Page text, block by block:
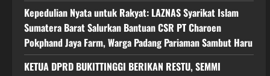
Kepedulian Nyata untuk Rakyat: LAZNAS Syarikat Islam
Sumatera Barat Salurkan Bantuan CSR PT Charoen
Pokphand Jaya Farm, Warga Padang Pariaman Sambut Haru
KETUA DPRD BUKITTINGGI BERIKAN RESTU, SEMMI